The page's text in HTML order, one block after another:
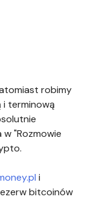
robimy
i terminową
"Rozmowie
i
bitcoinów